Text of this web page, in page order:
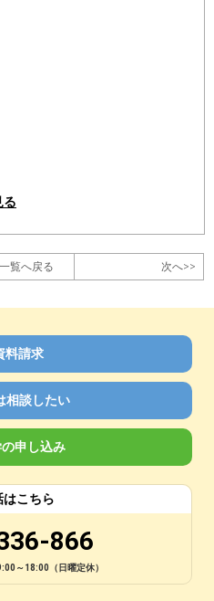
る
覧へ戻る 次へ>>
料請求
相談したい
の申し込み
はこちら
866
～18:00（日曜定休）